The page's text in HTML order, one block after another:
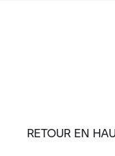
RETOUR EN